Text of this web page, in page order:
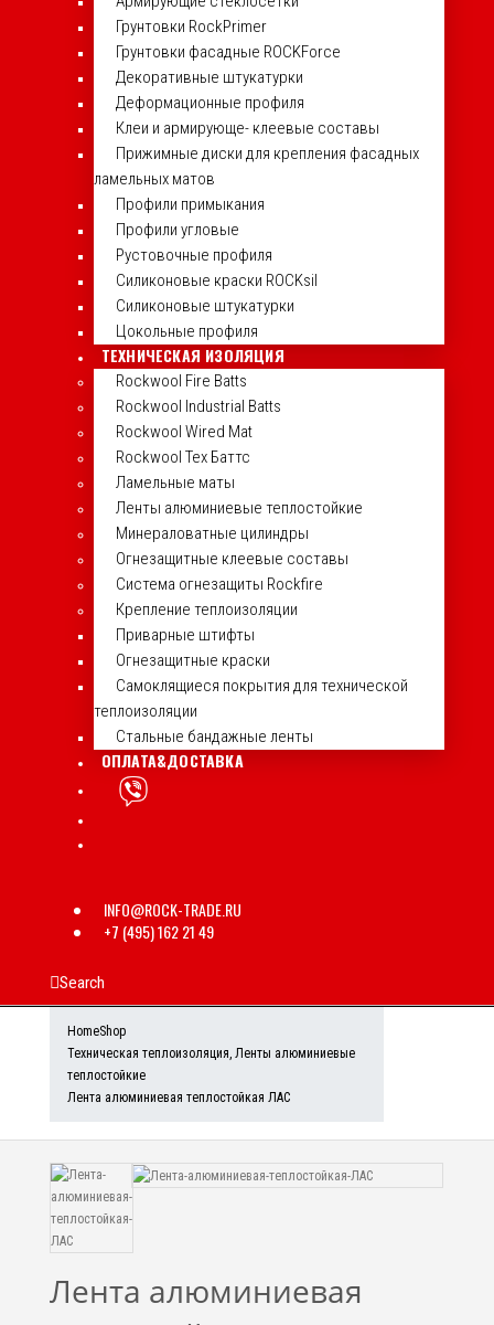
Грунтовки RockPrimer
Грунтовки фасадные ROCKForce
Декоративные штукатурки
Деформационные профиля
Клеи и армирующе- клеевые составы
Прижимные диски для крепления фасадных
ламельных матов
Профили примыкания
Профили угловые
Рустовочные профиля
Силиконовые краски ROCKsil
Силиконовые штукатурки
Цокольные профиля
ТЕХНИЧЕСКАЯ ИЗОЛЯЦИЯ
Rockwool Fire Batts
Rockwool Industrial Batts
Rockwool Wired Mat
Rockwool Тех Баттс
Ламельные маты
Ленты алюминиевые теплостойкие
Минераловатные цилиндры
Огнезащитные клеевые составы
Система огнезащиты Rockfire
Крепление теплоизоляции
Приварные штифты
Огнезащитные краски
Самоклящиеся покрытия для технической
теплоизоляции
Стальные бандажные ленты
ОПЛАТА&ДОСТАВКА
INFO@ROCK-TRADE.RU
+7 (495) 162 21 49
Search
HomeShop
Техническая теплоизоляция, Ленты алюминиевые
теплостойкие
Лента алюминиевая теплостойкая ЛАС
Лента алюминиевая